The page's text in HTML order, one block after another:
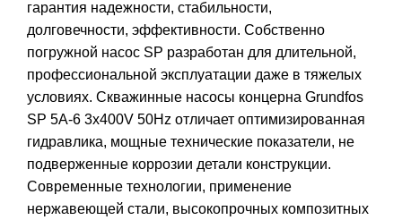
гарантия надежности, стабильности,
долговечности, эффективности. Собственно
погружной насос SP разработан для длительной,
профессиональной эксплуатации даже в тяжелых
условиях. Скважинные насосы концерна Grundfos
SP 5A-6 3x400V 50Hz отличает оптимизированная
гидравлика, мощные технические показатели, не
подверженные коррозии детали конструкции.
Современные технологии, применение
нержавеющей стали, высокопрочных композитных